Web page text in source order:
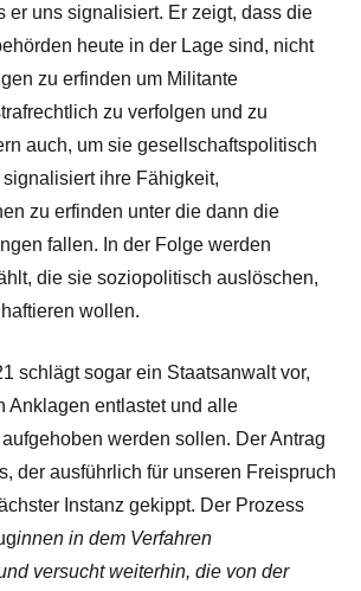
er uns signalisiert. Er zeigt, dass die
heute in der Lage sind, nicht
zu erfinden um Militante
zu verfolgen und zu
auch, um sie gesellschaftspolitisch
ihre Fähigkeit,
zu erfinden unter die dann die
fallen. In der Folge werden
die sie soziopolitisch auslöschen,
wollen.
schlägt sogar ein Staatsanwalt vor,
Anklagen entlastet und alle
werden sollen. Der Antrag
der ausführlich für unseren Freispruch
Instanz gekippt. Der Prozess
innen in dem Verfahren
versucht weiterhin, die von der